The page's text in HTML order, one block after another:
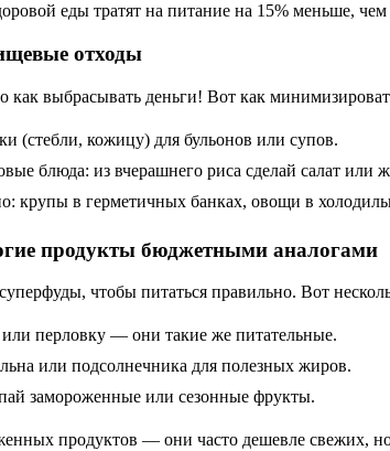
еды тратят на питание на 15% меньше,
отходы
как выбрасывать деньги! Вот как
(стебли, кожицу) для бульонов или супов.
блюда: из вчерашнего риса сделай салат или
крупы в герметичных банках, овощи в
продукты бюджетными аналогами
чтобы питаться правильно. Вот
перловку — они такие же питательные.
или подсолнечника для полезных жиров.
замороженные или сезонные фрукты.
продуктов — они часто дешевле свежих,